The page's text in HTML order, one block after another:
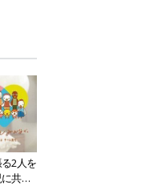
2人を
共感